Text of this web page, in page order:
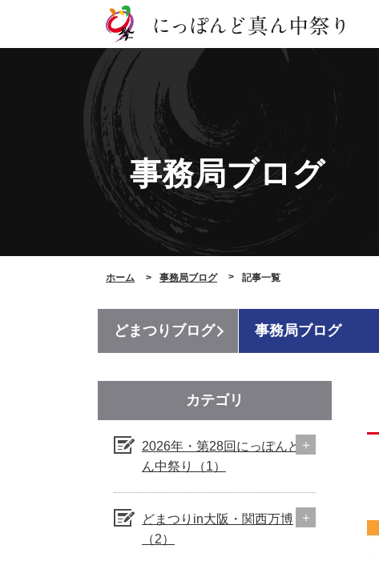
事務局ブログ
ホーム 事務局ブログ 記事一覧
どまつりブログ 事務局ブログ
カテゴリ
2026年・第28回にっぽんど真
ん中祭り（1）
どまつりin大阪・関西万博
（2）